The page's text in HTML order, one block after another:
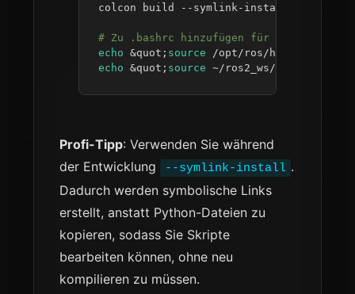
colcon build --symlink-install --cmake-
# Zu .bashrc hinzufügen für
echo &quot ; source /opt/ros/humble/
echo &quot ; source ~/ros2_ws/install/
Profi-Tipp: Verwenden Sie während
der Entwicklung
--symlink-install .
Dadurch werden symbolische Links
erstellt, anstatt Python-Dateien zu
kopieren, sodass Sie Skripte
bearbeiten können, ohne neu
kompilieren zu müssen.